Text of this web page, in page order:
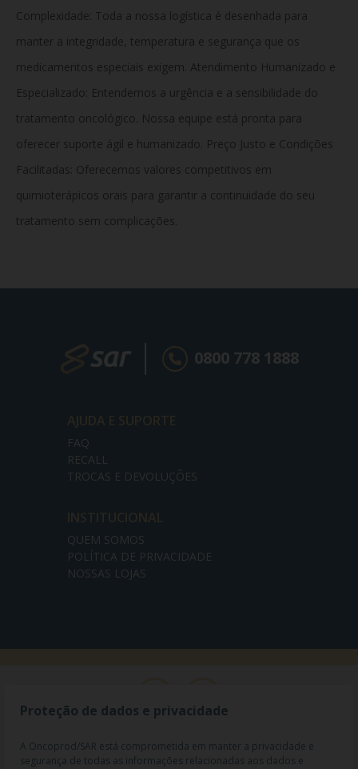
Complexidade: Toda a nossa logística é desenhada para
manter a integridade, temperatura e segurança que os
medicamentos especiais exigem. Atendimento Humanizado e
Especializado: Entendemos a urgência e a sensibilidade do
tratamento oncológico. Nossa equipe está pronta para
oferecer suporte ágil e humanizado. Preço Justo e Condições
Facilitadas: Oferecemos valores competitivos em
quimioterápicos orais para garantir a continuidade do seu
tratamento sem complicações.
0800 778 1888
AJUDA E SUPORTE
FAQ
RECALL
TROCAS E DEVOLUÇÕES
INSTITUCIONAL
QUEM SOMOS
POLÍTICA DE PRIVACIDADE
NOSSAS LOJAS
Proteção de dados e privacidade
A Oncoprod/SAR está comprometida em manter a privacidade e
segurança de todas as informações relacionadas aos dados e